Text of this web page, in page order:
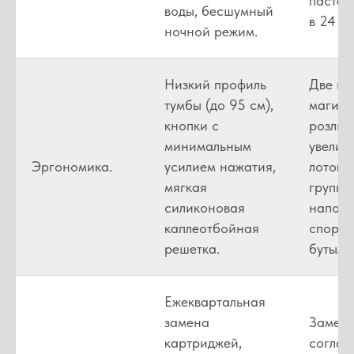
воды, бесшумный
ночной режим.
в 24
Эргономика.
Низкий профиль
тумбы (до 95 см),
кнопки с
минимальным
усилием нажатия,
мягкая
силиконовая
каплеотбойная
решетка.
Две
лоток
Ежеквартальная
замена
картриджей,